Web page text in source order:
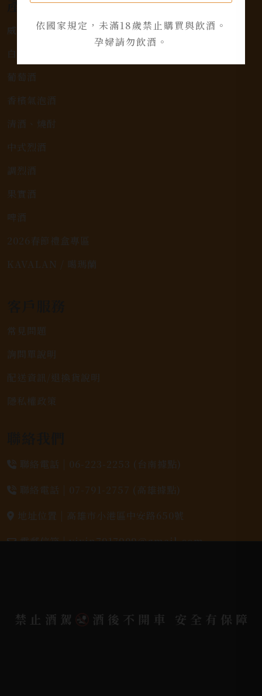
依國家規定，未滿18歲禁止購買與飲酒。
孕婦請勿飲酒。
產品類別
威士忌
白蘭地
葡萄酒
香檳氣泡酒
清酒、燒酎
中式烈酒
調烈酒
果實酒
啤酒
2026春節禮盒專區
KAVALAN / 噶瑪蘭
常見問題
詢問單說明
配送資訊/退換貨說明
隱私權政策
聯絡電話 | 06-223-2253 (台南據點)
聯絡電話 | 07-791-2757 (高雄據點)
地址位置 | 高雄市小港區中安路650號
電郵信箱 |yixin7917909@gmail.com
2026. All rights reserved.
Designed By
禁止酒駕 酒後不開車 安全有保障